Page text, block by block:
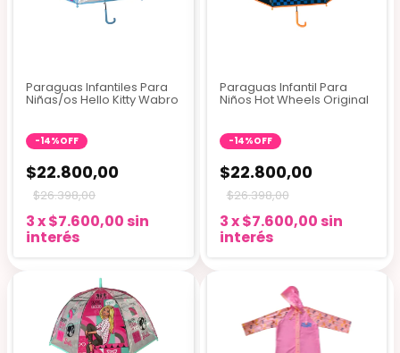
Paraguas Infantiles Para
Niñas/os Hello Kitty Wabro
-14%OFF
$22.800,00
$26.398,00
3x$7.600,00 sin
interés
Paraguas Infantil Para
Niños Hot Wheels Original
-14%OFF
$22.800,00
$26.398,00
3x$7.600,00 sin
interés